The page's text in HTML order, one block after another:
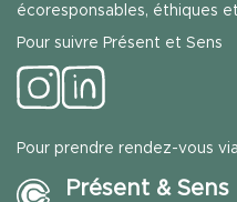
écoresponsables, éthiques
Pour suivre Présent et Sens
Pour prendre rendez-vous
Présent & Sens